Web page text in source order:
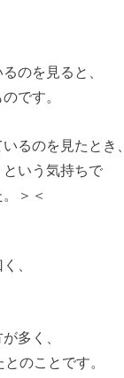
のを見ると、
です。
るのを見たとき、
いう気持ちで
＞＜
、
多く、
のことです。